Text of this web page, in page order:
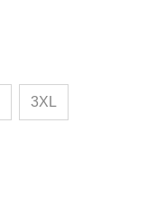
3XL